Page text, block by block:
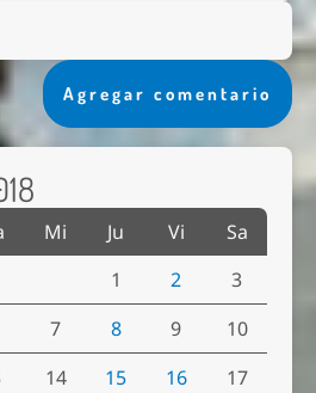
Agregar comentario
Mi Ju Vi
Sa
1
2
3
7 8 9
10
14 15 16
17